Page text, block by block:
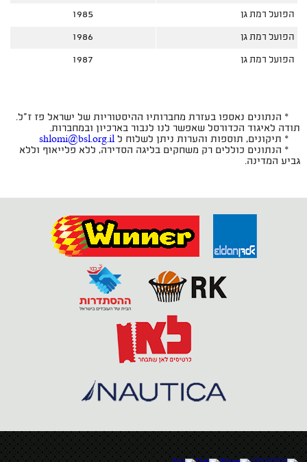
הפועל רמת גן 1985
הפועל רמת גן 1986
הפועל רמת גן 1987
* הנתונים נאספו בעזרת מחברותיו ההיסטוריות של ישראל פז ז"ל.
תודה לאיגוד הכדורסל שאפשר לנו לנבור בארכיון ובמחברות.
* תיקונים, תוספות והערות ניתן לשלוח ל shlomi@bsl.org.il
* הנתונים כוללים רק משחקים בליגה הסדירה, ללא פלייאוף וללא
גביע המדינה.